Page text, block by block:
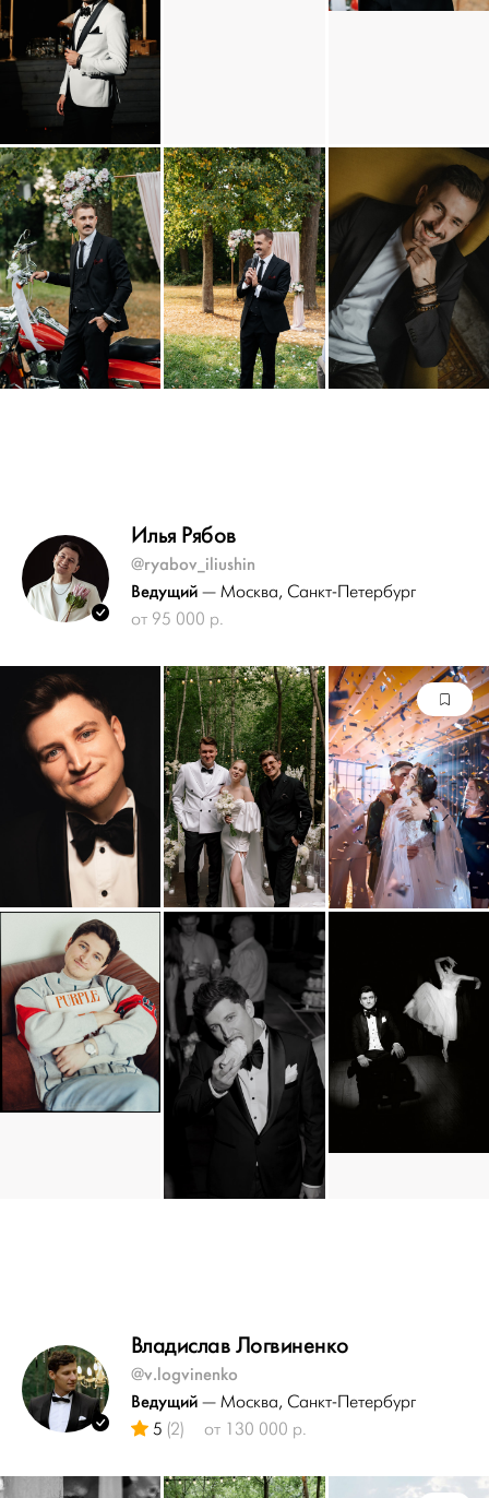
Илья Рябов
@ryabov_iliushin
Ведущий — Москва, Санкт-Петербург
от 95 000 р.
Владислав Логвиненко
@v.logvinenko
Ведущий — Москва, Санкт-Петербург
5 (2) от 130 000 р.